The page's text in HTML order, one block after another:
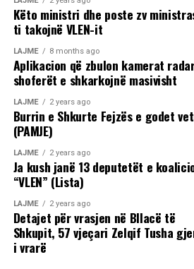
Këto ministri dhe poste zv
ti takojnë VLEN-it
LAJME 8 months ago
Aplikacion që zbulon kamerat
shoferët e shkarkojnë masivisht
LAJME 2 years ago
Burrin e Shkurte Fejzës e godet
(PAMJE)
LAJME 2 years ago
Ja kush janë 13 deputetët e
“VLEN” (Lista)
LAJME 2 years ago
Detajet për vrasjen në Bllacë të
Shkupit, 57 vjeçari Zelqif Tusha
i vrarë